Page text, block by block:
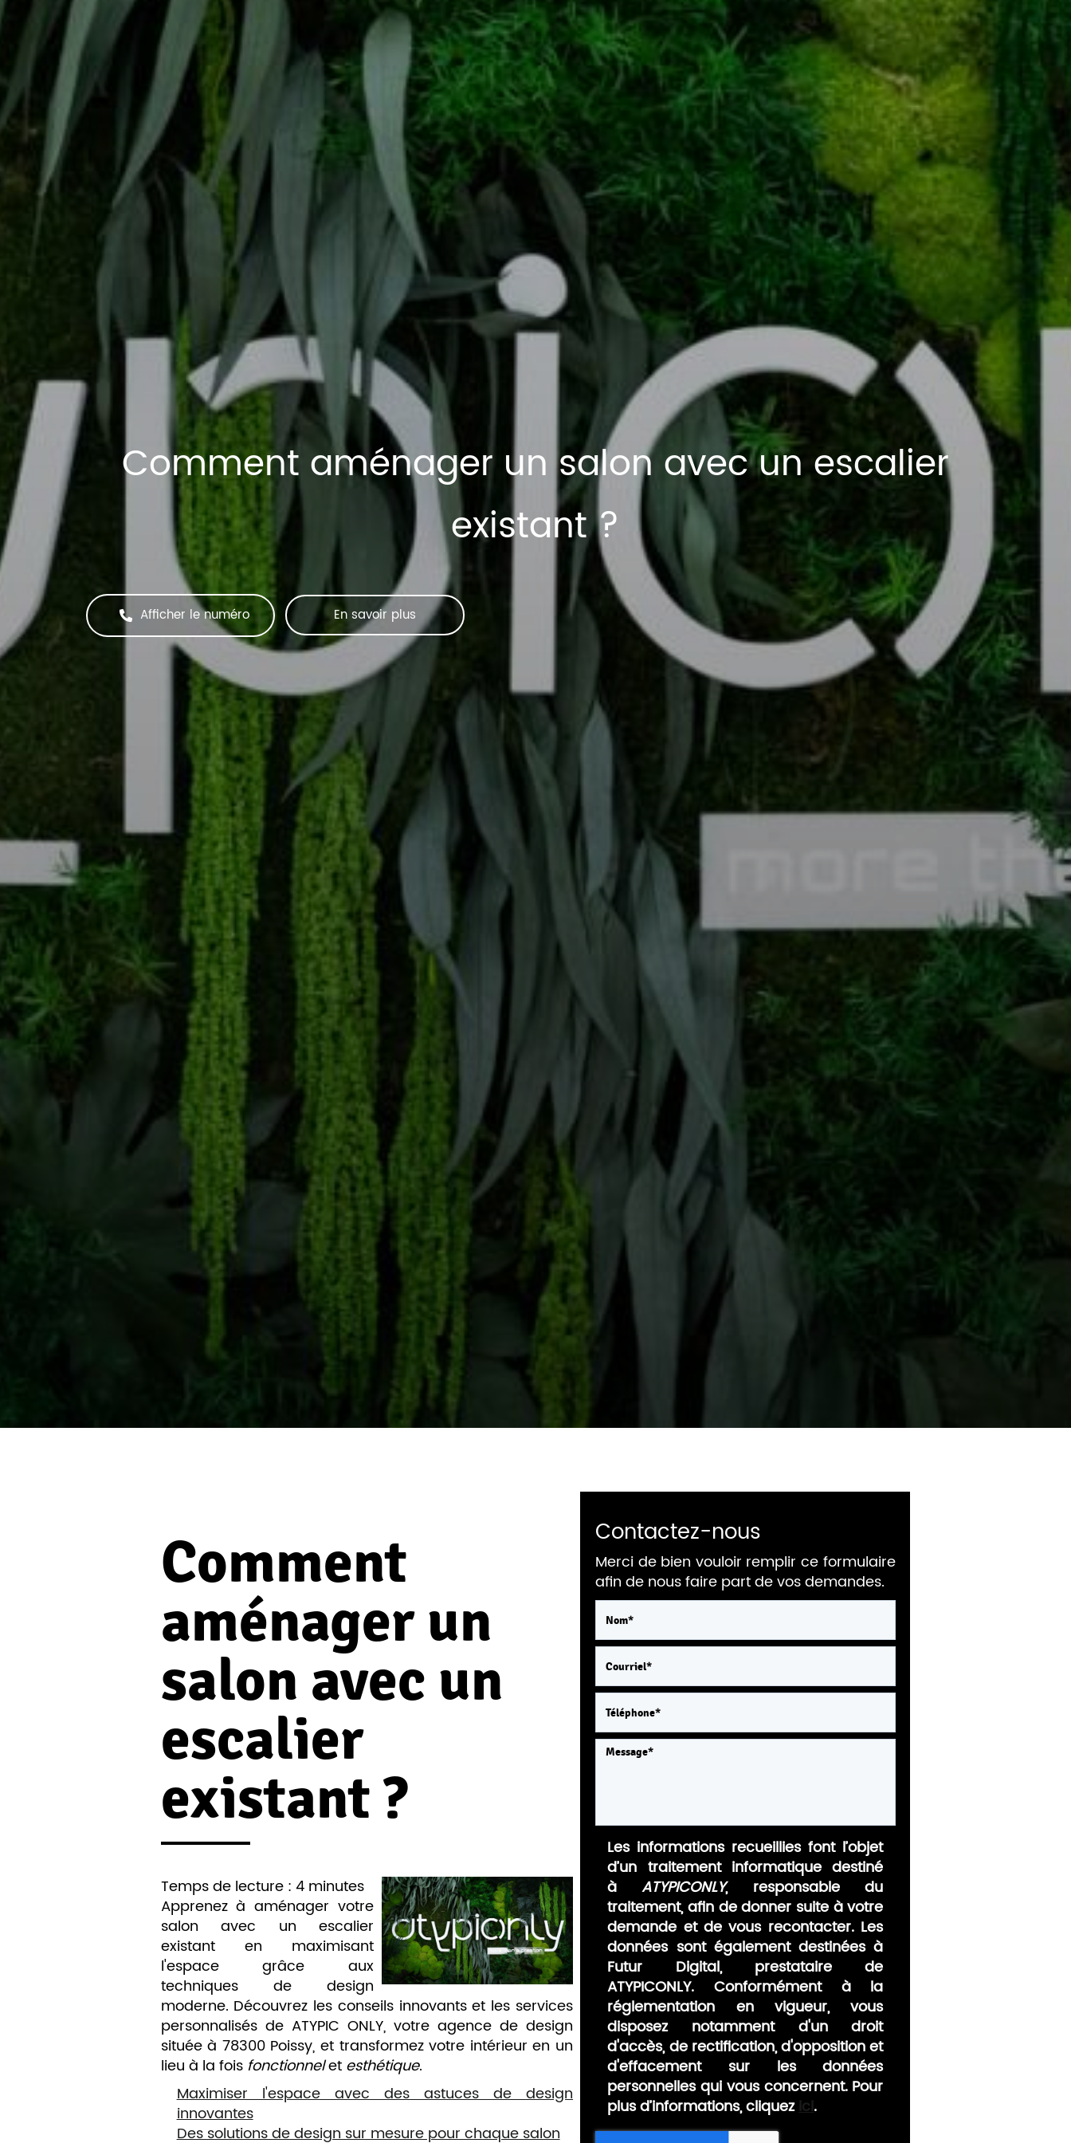
Comment aménager un salon avec un escalier
existant ?
Afficher le numéro En savoir plus
Comment
aménager un
salon avec un
escalier
existant ?
Temps de lecture : 4 minutes
Apprenez à aménager votre
salon avec un escalier
existant en maximisant
l'espace grâce aux
techniques de design
moderne. Découvrez les conseils innovants et les services
personnalisés de ATYPIC ONLY, votre agence de design
située à 78300 Poissy, et transformez votre intérieur en un
lieu à la fois fonctionnelet esthétique.
Maximiser l'espace avec des astuces de design
innovantes
Des solutions de design sur mesure pour chaque salon
Contactez-nous
Merci de bien vouloir remplir ce formulaire
afin de nous faire part de vos demandes.
Les informations recueillies font l’objet
d’un traitement informatique destiné
à ATYPICONLY, responsable du
traitement, afin de donner suite à votre
demande et de vous recontacter. Les
données sont également destinées à
Futur Digital, prestataire de
ATYPICONLY. Conformément à la
réglementation en vigueur, vous
disposez notamment d'un droit
d'accès, de rectification, d'opposition et
d'effacement sur les données
personnelles qui vous concernent. Pour
plus d’informations, cliquezici.